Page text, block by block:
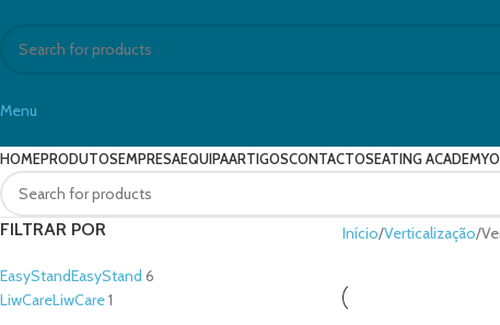
Menu
HOMEPRODUTOSEMPRESAEQUIPAARTIGOSCONTACTOSEATING ACADEMY
FILTRAR POR
EasyStandEasyStand 6
LiwCareLiwCare1
Início Verticalização